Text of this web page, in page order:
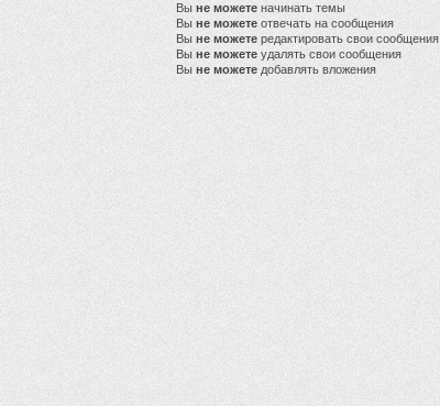
Вы не можете начинать темы
Вы не можете отвечать на сообщения
Вы не можете редактировать свои сообщения
Вы не можете удалять свои сообщения
Вы не можете добавлять вложения